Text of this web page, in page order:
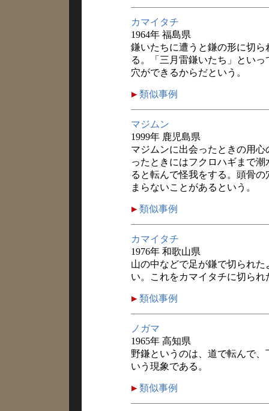
カマイタチ
1964年 福島県
鎌いたちに遭うと鎌の形に切
る。「三月雷鎌いたち」とい
穴ができるからだという。
類似事例
マジムン
1999年 鹿児島県
マジムンに出会ったときの用
ったときにはフクロハギまで
ると転んで怪我をする。頭骨
まらないことがあるという。
類似事例
カマイタチ
1976年 和歌山県
山の中などで足が鎌で切られ
い。これをカマイタチに切られ
類似事例
ノガマ
1965年 高知県
野鎌というのは、道で転んで
いう現象である。
類似事例